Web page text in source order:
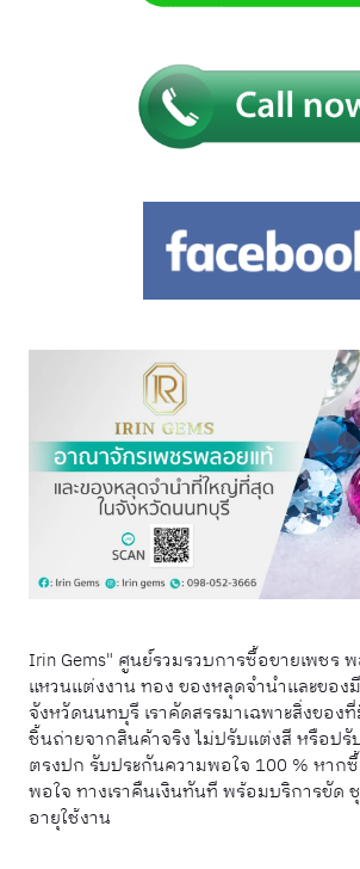
Irin Gems" ศูนย์รวมรวบการซื้อขายเพช
แหวนแต่งงาน ทอง ของหลุดจำนำและขอ
จังหวัดนนทบุรี เราคัดสรรมาเฉพาะสิ่งขอ
ชิ้นถ่ายจากสินค้าจริง ไม่ปรับแต่งสี หรือปรั
ตรงปก รับประกันความพอใจ 100 % หาก
พอใจ ทางเราคืนเงินทันที พร้อมบริการขัด
อายุใช้งาน